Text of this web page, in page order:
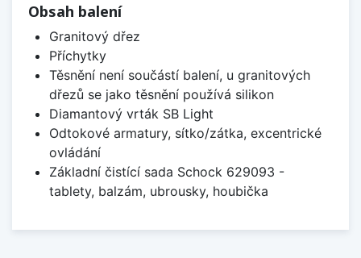
Obsah balení
Granitový dřez
Příchytky
Těsnění není součástí balení, u granitových
dřezů se jako těsnění používá silikon
Diamantový vrták SB Light
Odtokové armatury, sítko/zátka, excentrické
ovládání
Základní čistící sada Schock 629093 -
tablety, balzám, ubrousky, houbička